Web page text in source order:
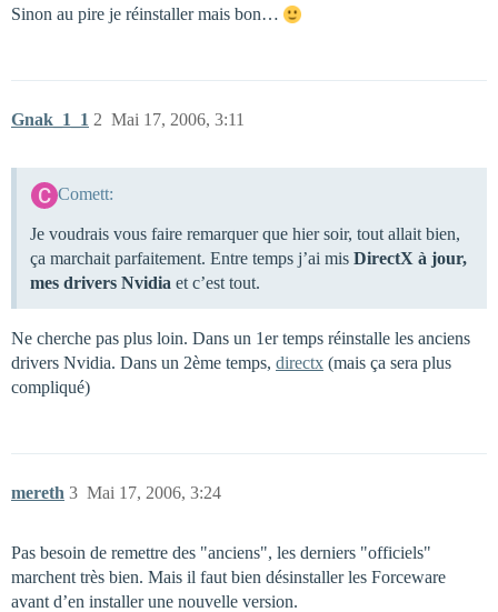
Sinon au pire je réinstaller mais bon…
Gnak_1_1 Mai 17, 2006, 3:11
2
Comett:
Je voudrais vous faire remarquer que hier soir, tout allait bien,
ça marchait parfaitement. Entre temps j’ai mis DirectX à jour,
mes drivers Nvidia et c’est tout.
Ne cherche pas plus loin. Dans un 1er temps réinstalle les anciens
drivers Nvidia. Dans un 2ème temps, directx (mais ça sera plus
compliqué)
mereth Mai 17, 2006, 3:24
3
Pas besoin de remettre des "anciens", les derniers "officiels"
marchent très bien. Mais il faut bien désinstaller les Forceware
avant d’en installer une nouvelle version.